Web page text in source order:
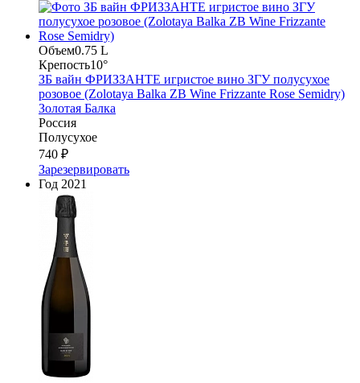
Объем0.75 L
Крепость10°
ЗБ вайн ФРИЗЗАНТЕ игристое вино ЗГУ полусухое
розовое (Zolotaya Balka ZB Wine Frizzante Rose Semidry)
Золотая Балка
Россия
Полусухое
740 ₽
Зарезервировать
Год 2021